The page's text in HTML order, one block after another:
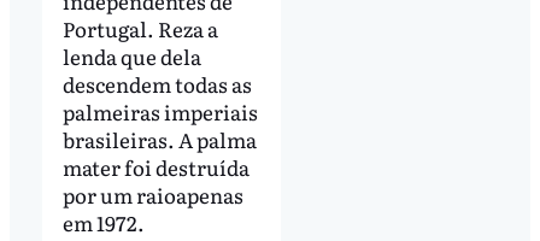
Portugal. Reza a
lenda que dela
descendem todas as
palmeiras imperiais
brasileiras. A palma
mater foi destruída
por um raioapenas
em 1972.